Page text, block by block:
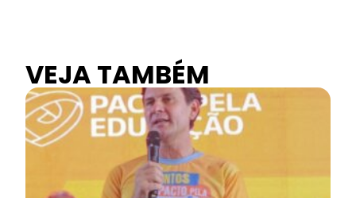
VEJA TAMBÉM